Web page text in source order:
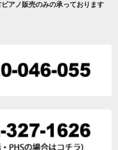
アノ販売のみの承っております